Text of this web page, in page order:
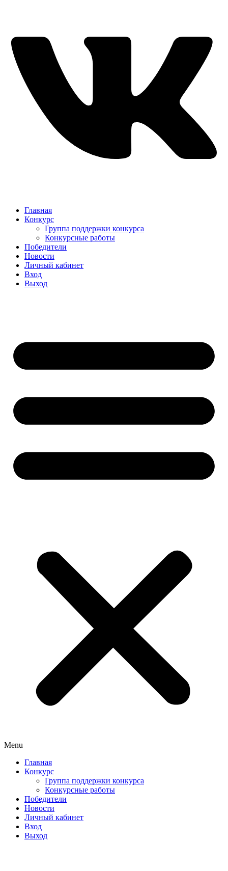
Главная
Конкурс
Группа поддержки конкурса
Конкурсные работы
Победители
Новости
Личный кабинет
Вход
Выход
Menu
Главная
Конкурс
Группа поддержки конкурса
Конкурсные работы
Победители
Новости
Личный кабинет
Вход
Выход